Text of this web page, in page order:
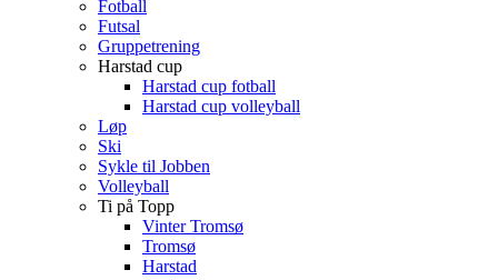
Fotball
Futsal
Gruppetrening
Harstad cup
Harstad cup fotball
Harstad cup volleyball
Løp
Ski
Sykle til Jobben
Volleyball
Ti på Topp
Vinter Tromsø
Tromsø
Harstad